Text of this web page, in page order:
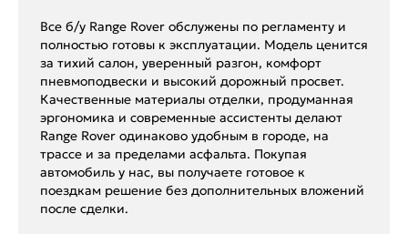
Все б/у Range Rover обслужены по регламенту и
полностью готовы к эксплуатации. Модель ценится
за тихий салон, уверенный разгон, комфорт
пневмоподвески и высокий дорожный просвет.
Качественные материалы отделки, продуманная
эргономика и современные ассистенты делают
Range Rover одинаково удобным в городе, на
трассе и за пределами асфальта. Покупая
автомобиль у нас, вы получаете готовое к
поездкам решение без дополнительных вложений
после сделки.